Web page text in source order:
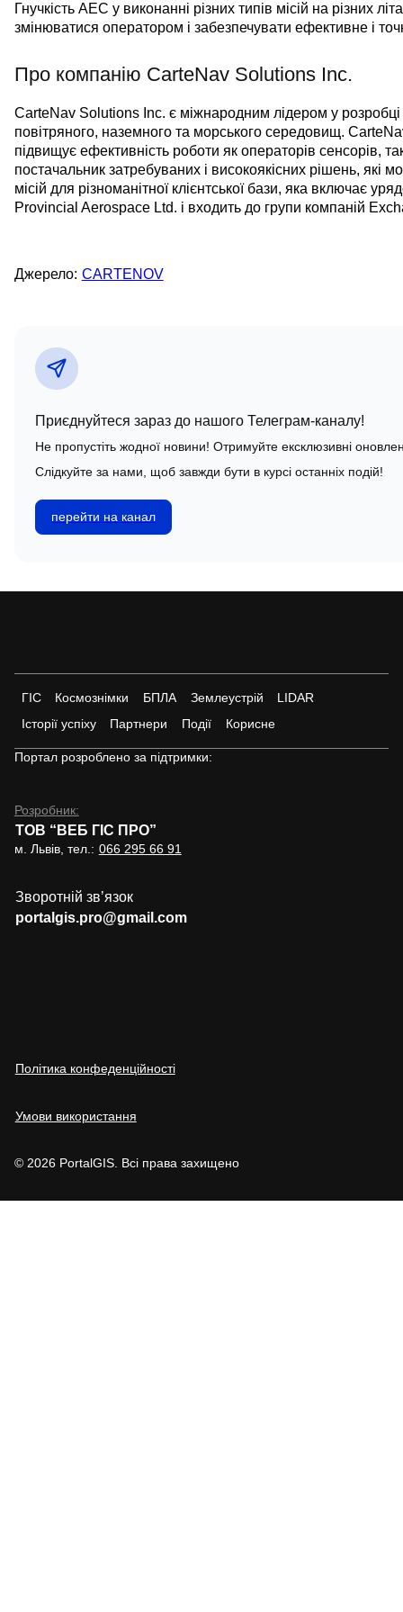
Гнучкість AEC у виконанні різних типів місій на різних
змінюватися оператором і забезпечувати ефективне і
Про компанію CarteNav Solutions Inc.
CarteNav Solutions Inc. є міжнародним лідером у
повітряного, наземного та морського середовищ.
підвищує ефективність роботи як операторів сенсорів,
постачальник затребуваних і високоякісних рішень, які
місій для різноманітної клієнтської бази, яка включає
Provincial Aerospace Ltd. і входить до групи компаній
Джерело: CARTENOV
Приєднуйтеся зараз до нашого Телеграм-каналу!
Не пропустіть жодної новини! Отримуйте ексклюзивні
Слідкуйте за нами, щоб завжди бути в курсі останніх подій!
перейти на канал
ГІС Космознімки БПЛА Землеустрій
LIDAR
Історії успіху
Партнери Події Корисне
Портал розроблено за підтримки:
Розробник:
ТОВ “ВЕБ ГІС ПРО”
м. Львів, тел.: 066 295 66 91
Зворотній звʼязок
portalgis.pro@gmail.com
Політика конфеденційності
Умови використання
© 2026 PortalGIS. Всі права захищено